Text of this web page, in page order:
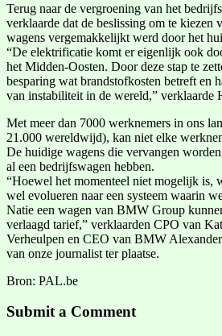
Terug naar de vergroening van het
verklaarde dat de beslissing om te kiezen
wagens vergemakkelijkt werd door het
“De elektrificatie komt er eigenlijk ook
het Midden-Oosten. Door deze stap te
besparing wat brandstofkosten betreft en
van instabiliteit in de wereld,” verklaarde
Met meer dan 7000 werknemers in ons
21.000 wereldwijd), kan niet elke
De huidige wagens die vervangen
al een bedrijfswagen hebben.
“Hoewel het momenteel niet mogelijk is,
wel evolueren naar een systeem waarin
Natie een wagen van BMW Group
verlaagd tarief,” verklaarden CPO van
Verheulpen en CEO van BMW
van onze journalist ter plaatse.
Bron: PAL.be
Submit a Comment